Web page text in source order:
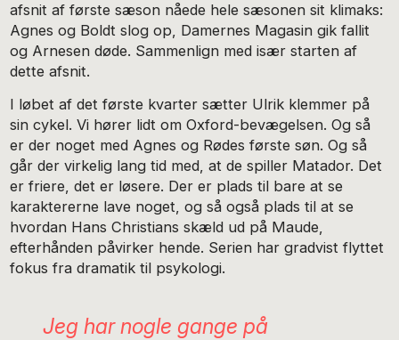
afsnit af første sæson nåede hele sæsonen sit klimaks:
Agnes og Boldt slog op, Damernes Magasin gik fallit
og Arnesen døde. Sammenlign med især starten af
dette afsnit.
I løbet af det første kvarter sætter Ulrik klemmer på
sin cykel. Vi hører lidt om Oxford-bevægelsen. Og så
er der noget med Agnes og Rødes første søn. Og så
går der virkelig lang tid med, at de spiller Matador. Det
er friere, det er løsere. Der er plads til bare at se
karaktererne lave noget, og så også plads til at se
hvordan Hans Christians skæld ud på Maude,
efterhånden påvirker hende. Serien har gradvist flyttet
fokus fra dramatik til psykologi.
Jeg har nogle gange på